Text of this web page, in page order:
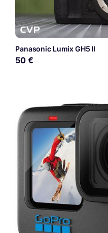
Panasonic Lumix GH5 II
50 €